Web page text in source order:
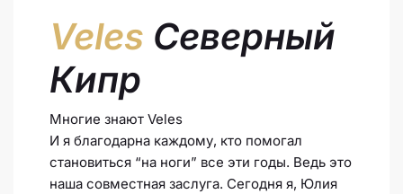
Veles Северный
Кипр
Многие знают Veles
И я благодарна каждому, кто помогал
становиться “на ноги” все эти годы. Ведь это
наша совместная заслуга. Сегодня я, Юлия